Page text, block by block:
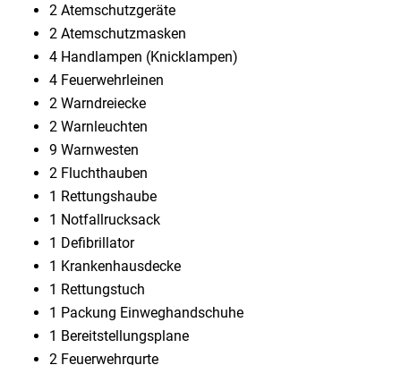
2 Atemschutzgeräte
2 Atemschutzmasken
4 Handlampen (Knicklampen)
4 Feuerwehrleinen
2 Warndreiecke
2 Warnleuchten
9 Warnwesten
2 Fluchthauben
1 Rettungshaube
1 Notfallrucksack
1 Defibrillator
1 Krankenhausdecke
1 Rettungstuch
1 Packung Einweghandschuhe
1 Bereitstellungsplane
2 Feuerwehrgurte